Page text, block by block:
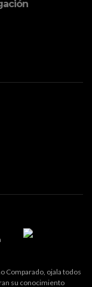
Comparado, ojala todos
su conocimiento